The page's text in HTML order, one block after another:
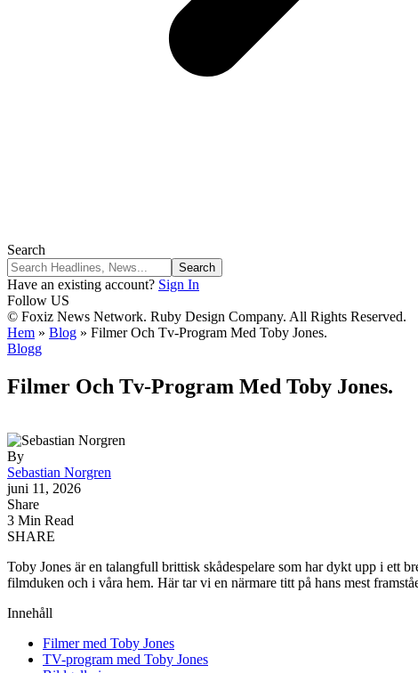
Search
Have an existing account? Sign In
Follow US
© Foxiz News Network. Ruby Design Company. All Rights Reserved.
Hem » Blog » Filmer Och Tv-Program Med Toby Jones.
Blogg
Filmer Och Tv-Program Med Toby Jones.
By
Sebastian Norgren
juni 11, 2026
Share
3 Min Read
SHARE
Toby Jones är en talangfull brittisk skådespelare som har dykt upp i ett
filmduken och i våra hem. Här tar vi en närmare titt på hans mest
Innehåll
Filmer med Toby Jones
TV-program med Toby Jones